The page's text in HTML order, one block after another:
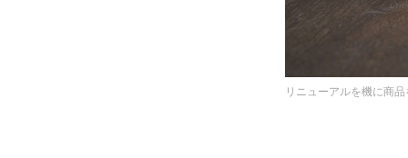
リニューアルを機に商